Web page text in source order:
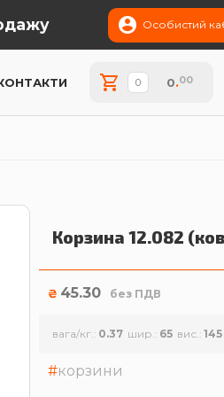
Особистий
0.00
Корзина 12.082
₴ 45.30 без ПДВ
вага/кг. 0.37 шир. 65 вис. 145
корзини